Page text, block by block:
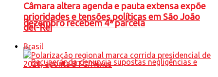
dezembro recebem 4ª parcela
Câmara altera agenda e pauta extensa expõe
prioridades e tensões políticas em São João
del-Rei
Brasil